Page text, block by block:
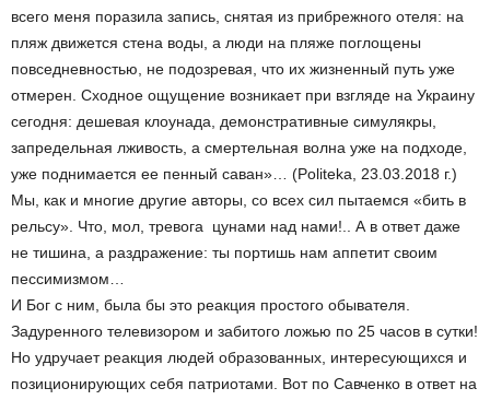
всего меня поразила запись, снятая из прибрежного отеля: на
пляж движется стена воды, а люди на пляже поглощены
повседневностью, не подозревая, что их жизненный путь уже
отмерен. Сходное ощущение возникает при взгляде на Украину
сегодня: дешевая клоунада, демонстративные симулякры,
запредельная лживость, а смертельная волна уже на подходе,
уже поднимается ее пенный саван»… (Politeka, 23.03.2018 г.)
Мы, как и многие другие авторы, со всех сил пытаемся «бить в
рельсу». Что, мол, тревога ­ цунами над нами!.. А в ответ даже
не тишина, а раздражение: ты портишь нам аппетит своим
пессимизмом…
И Бог с ним, была бы это реакция простого обывателя.
Задуренного телевизором и забитого ложью по 25 часов в сутки!
Но удручает реакция людей образованных, интересующихся и
позиционирующих себя патриотами. Вот по Савченко в ответ на